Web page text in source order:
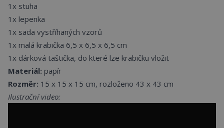
1x stuha
1x lepenka
1x sada vystříhaných vzorů
1x malá krabička 6,5 x 6,5 x 6,5 cm
1x dárková taštička, do které lze krabičku vložit
Materiál: papír
Rozměr: 15 x 15 x 15 cm, rozloženo 43 x 43 cm
Ilustrační video: